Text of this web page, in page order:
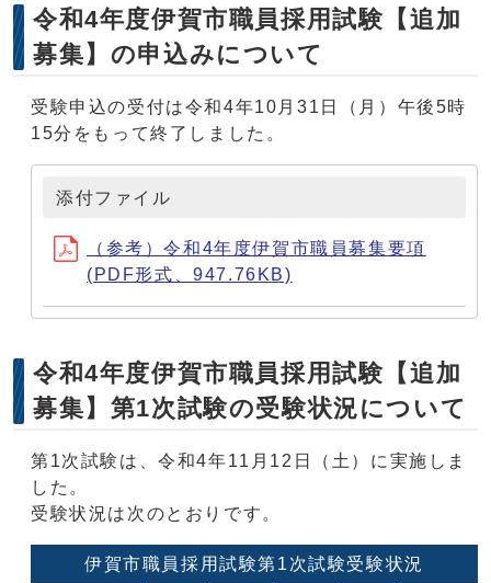
令和4年度伊賀市職員採用試験【追加
募集】の申込みについて
受験申込の受付は令和4年10月31日（月）午後5時
15分をもって終了しました。
添付ファイル
（参考）令和4年度伊賀市職員募集要項
(PDF形式、947.76KB)
令和4年度伊賀市職員採用試験【追加
募集】第1次試験の受験状況について
第1次試験は、令和4年11月12日（土）に実施しま
した。
受験状況は次のとおりです。
伊賀市職員採用試験第1次試験受験状況